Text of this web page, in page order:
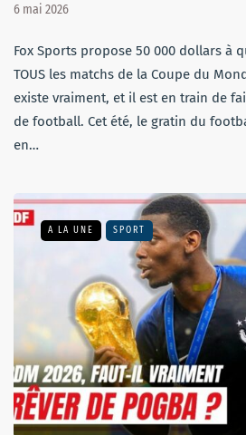
6 mai 2026
Fox Sports propose 50 000 dollars à
TOUS les matchs de la Coupe du
existe vraiment, et il est en train de
de football. Cet été, le gratin du
en…
A LA UNE SPORT